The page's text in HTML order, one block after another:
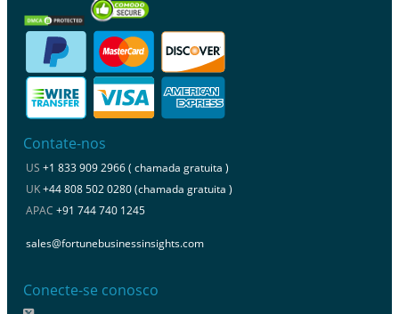
Contate-nos
US +1 833 909 2966 ( chamada gratuita )
UK+44 808 502 0280 (chamada gratuita )
APAC +91 744 740 1245
sales@fortunebusinessinsights.com
Conecte-se conosco